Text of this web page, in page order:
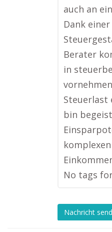
auch an
Dank
Berater
in
Steuerlast
bin
komplexen
No tags
Nachricht